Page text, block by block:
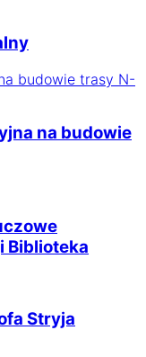
na budowie
Biblioteka
Stryja